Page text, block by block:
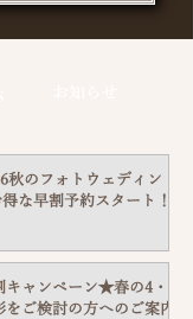
秋のフォトウェディン
得な早割予約スタート！
ャンペーン★春の4・5
をご検討の方へのご案内